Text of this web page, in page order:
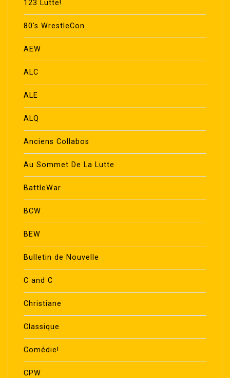
123 Lutte!
80's WrestleCon
AEW
ALC
ALE
ALQ
Anciens Collabos
Au Sommet De La Lutte
BattleWar
BCW
BEW
Bulletin de Nouvelle
C and C
Christiane
Classique
Comédie!
CPW